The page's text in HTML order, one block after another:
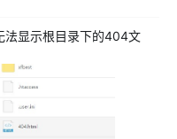
法显示根目录下的404文